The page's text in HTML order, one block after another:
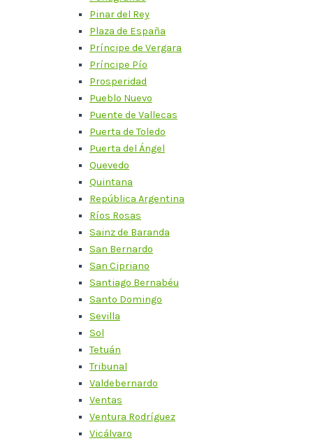
Pinar del Rey
Plaza de España
Príncipe de Vergara
Príncipe Pío
Prosperidad
Pueblo Nuevo
Puente de Vallecas
Puerta de Toledo
Puerta del Ángel
Quevedo
Quintana
República Argentina
Ríos Rosas
Sainz de Baranda
San Bernardo
San Cipriano
Santiago Bernabéu
Santo Domingo
Sevilla
Sol
Tetuán
Tribunal
Valdebernardo
Ventas
Ventura Rodríguez
Vicálvaro